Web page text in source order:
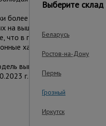
более 5 метров рекомендуем
на вышке работ.
в процессе
характеристики и не
вышки с измененным
г.
Важные
Выберите склад
Беларусь
Ростов-на-Дону
Пермь
Грозный
Иркутск